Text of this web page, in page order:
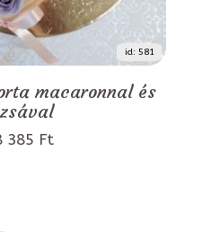
id: 581
macaronnal és
385 Ft